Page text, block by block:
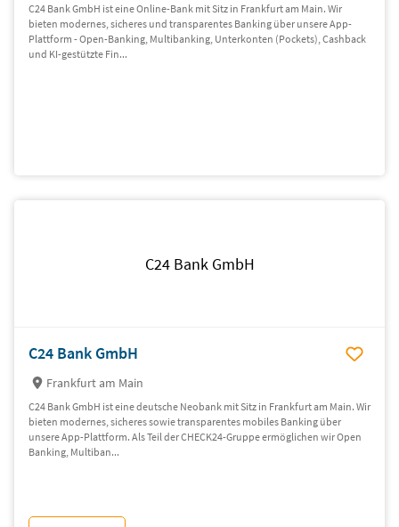
C24 Bank GmbH ist eine Online-Bank mit Sitz in Frankfurt am Main. Wir
bieten modernes, sicheres und transparentes Banking über unsere App-
Plattform - Open-Banking, Multibanking, Unterkonten (Pockets), Cashback
und KI-gestützte Fin...
C24 Bank GmbH
C24 Bank GmbH
Frankfurt am Main
C24 Bank GmbH ist eine deutsche Neobank mit Sitz in Frankfurt am Main. Wir
bieten modernes, sicheres sowie transparentes mobiles Banking über
unsere App-Plattform. Als Teil der CHECK24-Gruppe ermöglichen wir Open
Banking, Multiban...